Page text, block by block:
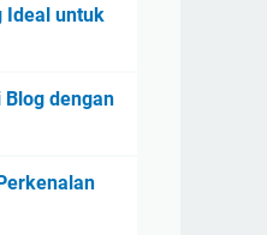
Ideal untuk
dengan